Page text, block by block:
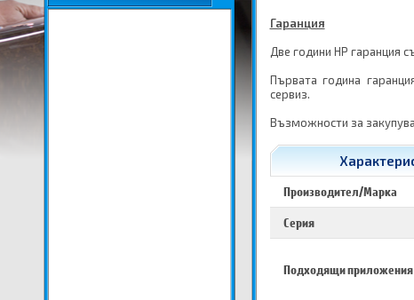
Гаранция
Две години HP гаранция
Първата година
сервиз.
Възможности за
Производител/Марка
Серия
Подходящи приложения